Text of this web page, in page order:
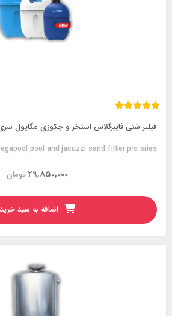
فیلتر شنی فایبرگلاس استخر و جکوزی مگاپول سری Pro، شیر از بالا (FPT)
Megapool pool and jacuzzi sand filter pro sries
تومان29,850,000
اضافه به سبد خرید